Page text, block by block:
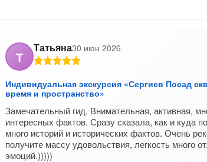
Т
Татьяна30 июн 2026
Индивидуальная экскурсия «Сергиев Посад
время и пространство»
Замечательный гид. Внимательная, активная,
интересных фактов. Сразу сказала, как и куда
много историй и исторических фактов. Очень
получите массу удовольствия, легкость много
эмоций.)))))